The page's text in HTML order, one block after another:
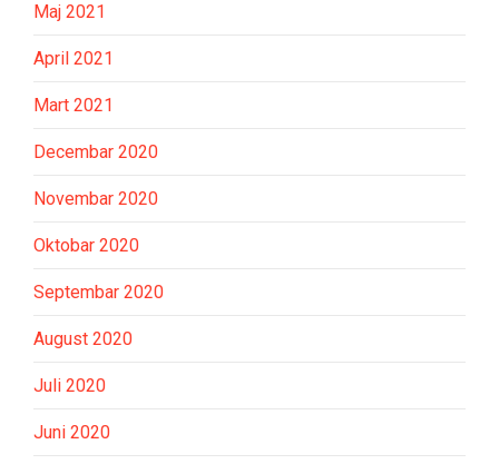
Maj 2021
April 2021
Mart 2021
Decembar 2020
Novembar 2020
Oktobar 2020
Septembar 2020
August 2020
Juli 2020
Juni 2020